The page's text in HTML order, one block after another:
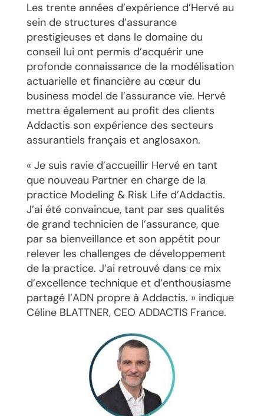
Les trente années d’expérience d’Hervé au
sein de structures d’assurance
prestigieuses et dans le domaine du
conseil lui ont permis d’acquérir une
profonde connaissance de la modélisation
actuarielle et financière au cœur du
business model de l’assurance vie. Hervé
mettra également au profit des clients
Addactis son expérience des secteurs
assurantiels français et anglosaxon.
« Je suis ravie d’accueillir Hervé en tant
que nouveau Partner en charge de la
practice Modeling & Risk Life d’Addactis.
J’ai été convaincue, tant par ses qualités
de grand technicien de l’assurance, que
par sa bienveillance et son appétit pour
relever les challenges de développement
de la practice. J’ai retrouvé dans ce mix
d’excellence technique et d’enthousiasme
partagé l’ADN propre à Addactis. » indique
Céline BLATTNER, CEO ADDACTIS France.